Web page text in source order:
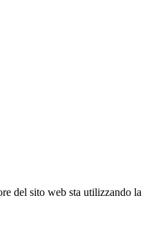
del sito web sta utilizzando la